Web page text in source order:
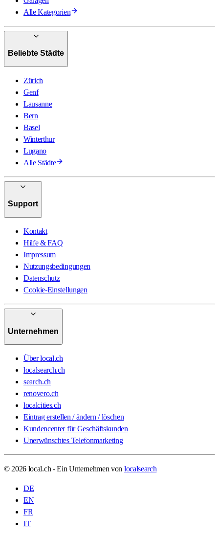
Alle Kategorien
Beliebte Städte
Zürich
Genf
Lausanne
Bern
Basel
Winterthur
Lugano
Alle Städte
Support
Kontakt
Hilfe & FAQ
Impressum
Nutzungsbedingungen
Datenschutz
Cookie-Einstellungen
Unternehmen
Über local.ch
localsearch.ch
search.ch
renovero.ch
localcities.ch
Eintrag erstellen / ändern / löschen
Kundencenter für Geschäftskunden
Unerwünschtes Telefonmarketing
© 2026 local.ch - Ein Unternehmen von localsearch
DE
EN
FR
IT